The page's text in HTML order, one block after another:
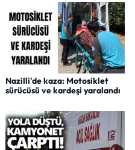
Nazilli'de kaza: Motosiklet
sürücüsü ve kardeşi yaralandı